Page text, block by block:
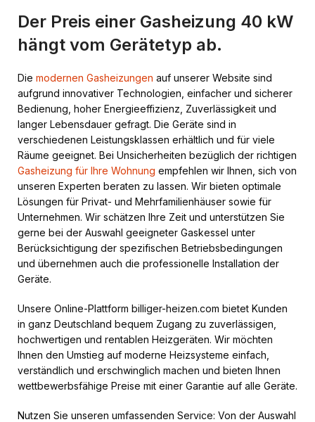
Der Preis einer Gasheizung 40 kW
hängt vom Gerätetyp ab.
Die modernen Gasheizungen auf unserer Website sind
aufgrund innovativer Technologien, einfacher und sicherer
Bedienung, hoher Energieeffizienz, Zuverlässigkeit und
langer Lebensdauer gefragt. Die Geräte sind in
verschiedenen Leistungsklassen erhältlich und für viele
Räume geeignet. Bei Unsicherheiten bezüglich der richtigen
Gasheizung für Ihre Wohnung empfehlen wir Ihnen, sich von
unseren Experten beraten zu lassen. Wir bieten optimale
Lösungen für Privat- und Mehrfamilienhäuser sowie für
Unternehmen. Wir schätzen Ihre Zeit und unterstützen Sie
gerne bei der Auswahl geeigneter Gaskessel unter
Berücksichtigung der spezifischen Betriebsbedingungen
und übernehmen auch die professionelle Installation der
Geräte.
Unsere Online-Plattform billiger-heizen.com bietet Kunden
in ganz Deutschland bequem Zugang zu zuverlässigen,
hochwertigen und rentablen Heizgeräten. Wir möchten
Ihnen den Umstieg auf moderne Heizsysteme einfach,
verständlich und erschwinglich machen und bieten Ihnen
wettbewerbsfähige Preise mit einer Garantie auf alle Geräte.
Nutzen Sie unseren umfassenden Service: Von der Auswahl